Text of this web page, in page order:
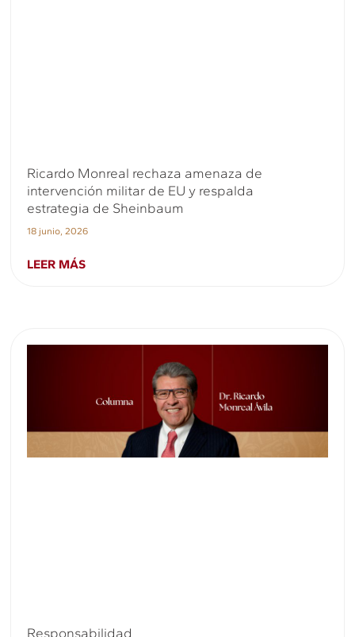
Ricardo Monreal rechaza amenaza de
intervención militar de EU y respalda
estrategia de Sheinbaum
18 junio, 2026
LEER MÁS
Responsabilidad